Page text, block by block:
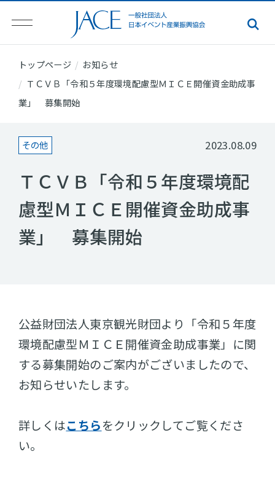
トップページ
お知らせ
ＴＣＶＢ「令和５年度環境配慮型ＭＩＣＥ開催資金助成事
業」 募集開始
その他 2023.08.09
ＴＣＶＢ「令和５年度環境配
慮型ＭＩＣＥ開催資金助成事
業」 募集開始
公益財団法人東京観光財団より「令和５年度
環境配慮型ＭＩＣＥ開催資金助成事業」に関
する募集開始のご案内がございましたので、
お知らせいたします。
詳しくはこちらをクリックしてご覧くださ
い。